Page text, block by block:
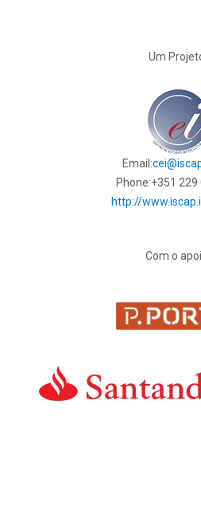
Um
Email:
Phone:+351 229
http://
Com o